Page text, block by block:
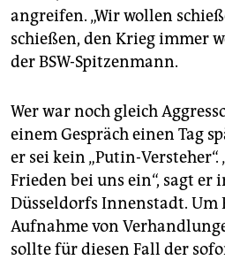
angreifen. „Wir wollen
schießen, den Krieg immer
der BSW-Spitzenmann.
Wer war noch gleich
einem Gespräch einen Tag
er sei kein „Putin-
Frieden bei uns ein“, sagt er
Düsseldorfs Innenstadt. Um
Aufnahme von
sollte für diesen Fall der